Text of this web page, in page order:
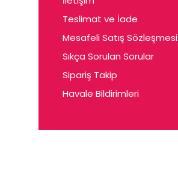
Cerin
Ceta
Ceyda
Chris
Ciey
Cleo
Teslimat ve İade
Mesafeli Satış Sözleşmesi
Sıkça Sorulan Sorular
Sipariş Takip
Havale Bildirimleri